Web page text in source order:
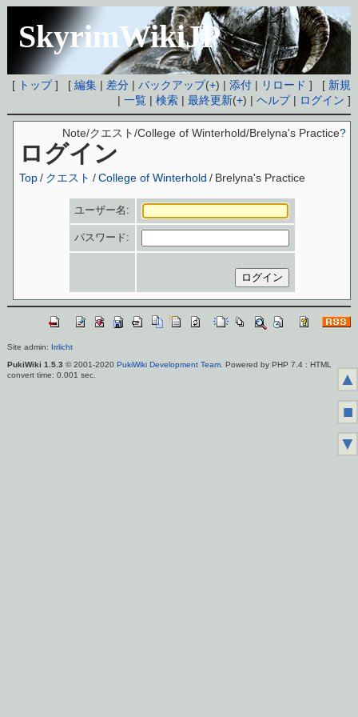
SkyrimWikiJP
[ トップ] [編集 | 差分 |バックアップ(+) |添付 | リロード ] [ 新規
|一覧 |検索 |最終更新(+) |ヘルプ| ログイン ]
ログイン
Note/クエスト/College of Winterhold/Brelyna's Practice?
Top / クエスト /College of Winterhold / Brelyna's Practice
ユーザー名:
パスワード:
Site admin: Irrlicht
PukiWiki 1.5.3 © 2001-2020 PukiWiki Development Team. Powered by PHP 7.4 : HTML
convert time: 0.001 sec.
▲
■
▼